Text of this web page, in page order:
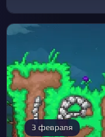
3 февраля